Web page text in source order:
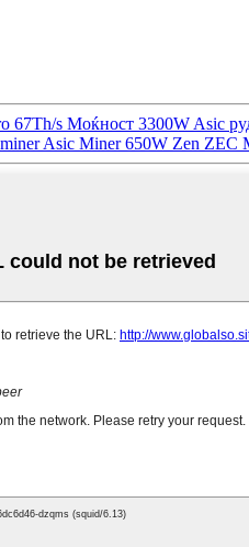
67Th/s Моќност 3300W Asic
Asic Miner 650W Zen ZEC